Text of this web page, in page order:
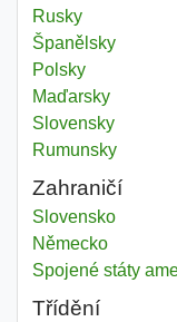
Rusky
Španělsky
Polsky
Maďarsky
Slovensky
Rumunsky
Zahraničí
Obsluha
Slovensko
Obsluha
Německo
Obsluha
Spojené státy
Třídění